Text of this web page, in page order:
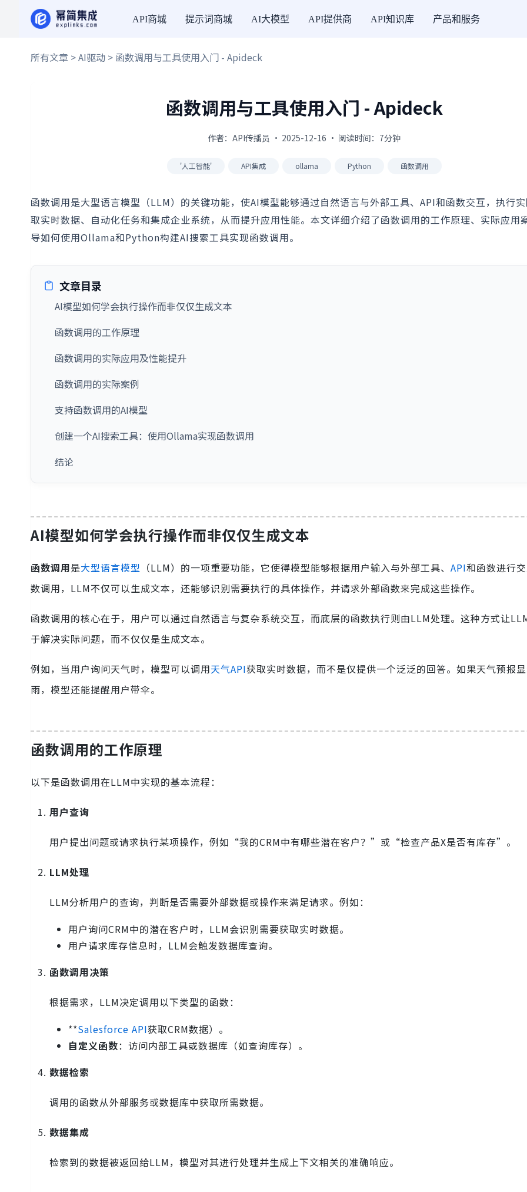
API商城 提示词商城 AI大模型 API提供商 API知识库 产品和服务
所有文章 >AI驱动 > 函数调用与工具使用入门 - Apideck
函数调用与工具使用入门 - Apideck
作者：API传播员 · 2025-12-16 · 阅读时间：7分钟
'人工智能' API集成 ollama Python 函数调用
函数调用是大型语言模型（LLM）的关键功能，使AI模型能够通过自然语言与外部工具、API和函数交互，执行
取实时数据、自动化任务和集成企业系统，从而提升应用性能。本文详细介绍了函数调用的工作原理、实际应用
导如何使用Ollama和Python构建AI搜索工具实现函数调用。
文章目录
AI模型如何学会执行操作而非仅仅生成文本
函数调用的工作原理
函数调用的实际应用及性能提升
函数调用的实际案例
支持函数调用的AI模型
创建一个AI搜索工具：使用Ollama实现函数调用
结论
AI模型如何学会执行操作而非仅仅生成文本
函数调用是大型语言模型 （LLM）的一项重要功能，它使得模型能够根据用户输入与外部工具、 API和函数进行
数调用，LLM不仅可以生成文本，还能够识别需要执行的具体操作，并请求外部函数来完成这些操作。
函数调用的核心在于，用户可以通过自然语言与复杂系统交互，而底层的函数执行则由LLM处理。这种方式让
于解决实际问题，而不仅仅是生成文本。
例如，当用户询问天气时，模型可以调用天气API获取实时数据，而不是仅提供一个泛泛的回答。如果天气预报
雨，模型还能提醒用户带伞。
函数调用的工作原理
以下是函数调用在LLM中实现的基本流程：
用户查询
用户提出问题或请求执行某项操作，例如“我的CRM中有哪些潜在客户？”或“检查产品X是否有库存”。
LLM处理
LLM分析用户的查询，判断是否需要外部数据或操作来满足请求。例如：
用户询问CRM中的潜在客户时，LLM会识别需要获取实时数据。
用户请求库存信息时，LLM会触发数据库查询。
函数调用决策
根据需求，LLM决定调用以下类型的函数：
**Salesforce API获取CRM数据）。
自定义函数：访问内部工具或数据库（如查询库存）。
数据检索
调用的函数从外部服务或数据库中获取所需数据。
数据集成
检索到的数据被返回给LLM，模型对其进行处理并生成上下文相关的准确响应。